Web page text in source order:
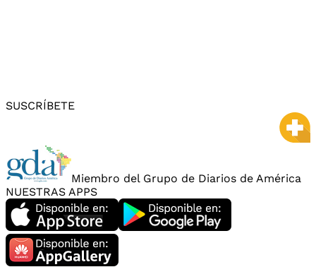
SUSCRÍBETE
Miembro del Grupo de Diarios de América
NUESTRAS APPS